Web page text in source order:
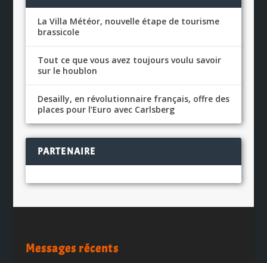
La Villa Météor, nouvelle étape de tourisme
brassicole
Tout ce que vous avez toujours voulu savoir
sur le houblon
Desailly, en révolutionnaire français, offre des
places pour l’Euro avec Carlsberg
PARTENAIRE
Messages récents